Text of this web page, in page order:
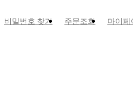
비밀번호 찾기 주문조회 마이페